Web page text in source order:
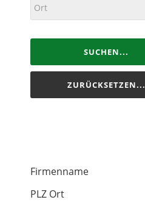
SUCHEN...
ZURÜCKSETZEN...
Firmenname
PLZ Ort